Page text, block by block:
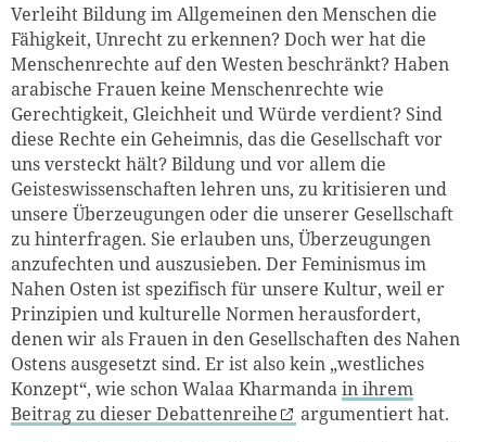
Verleiht Bildung im Allgemeinen den Menschen die
Fähigkeit, Unrecht zu erkennen? Doch wer hat die
Menschenrechte auf den Westen beschränkt? Haben
arabische Frauen keine Menschenrechte wie
Gerechtigkeit, Gleichheit und Würde verdient? Sind
diese Rechte ein Geheimnis, das die Gesellschaft vor
uns versteckt hält? Bildung und vor allem die
Geisteswissenschaften lehren uns, zu kritisieren und
unsere Überzeugungen oder die unserer Gesellschaft
zu hinterfragen. Sie erlauben uns, Überzeugungen
anzufechten und auszusieben. Der Feminismus im
Nahen Osten ist spezifisch für unsere Kultur, weil er
Prinzipien und kulturelle Normen herausfordert,
denen wir als Frauen in den Gesellschaften des Nahen
Ostens ausgesetzt sind. Er ist also kein „westliches
Konzept“, wie schon Walaa Kharmandain ihrem
Beitrag zu dieser Debattenreihe
argumentiert hat.